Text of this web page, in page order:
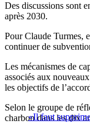
Des discussions sont
après 2030.
Pour Claude Turmes,
continuer de
Les mécanismes de
associés aux
les objectifs de
«Il faut
Selon le groupe de
charbon dans les dix